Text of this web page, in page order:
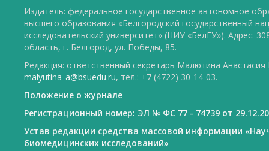
Издатель: федеральное государственное автономное
высшего образования «Белгородский государственный
исследовательский университет» (НИУ «БелГУ»). Адрес:
область, г. Белгород, ул. Победы, 85.
Редакция: ответственный секретарь Малютина
malyutina_a@bsuedu.ru, тел.: +7 (4722) 30-14-03.
Положение о журнале
Регистрационный номер: ЭЛ № ФС 77 - 74739 от
Устав редакции средства массовой информации
биомедицинских исследований»